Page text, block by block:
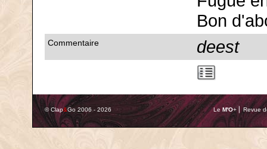
Bon
Commentaire deest
© Clap&Go 2006 - 2026 Le M'O+ ⎢ Revue